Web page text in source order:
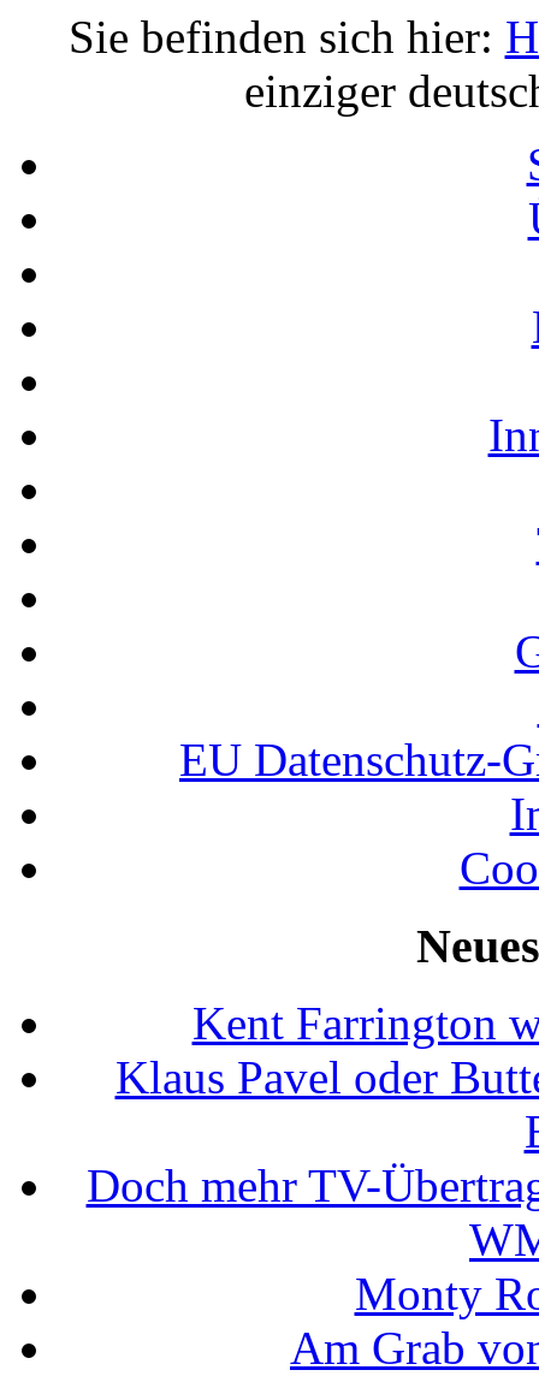
Sie befinden sich hier:
einziger
EU Datenschutz-
Kent Farrington
Klaus Pavel oder
Doch mehr TV-
Monty
Am Grab